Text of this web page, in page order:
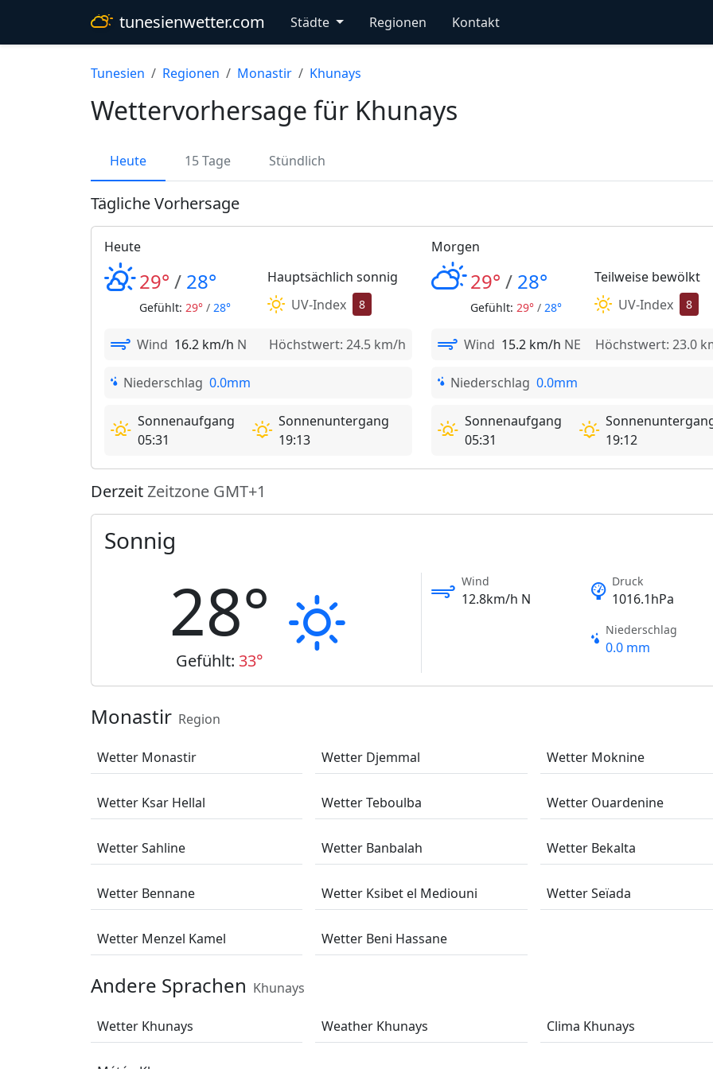
tunesienwetter.com Städte Regionen Kontakt
Tunesien Regionen Monastir Khunays
Wettervorhersage für Khunays
Heute 15 Tage Stündlich
Tägliche Vorhersage
Heute
29° / 28°
Gefühlt: 29° / 28°
Hauptsächlich sonnig
UV-Index
8
Wind 16.2 km/h N Höchstwert: 24.5 km/h
Niederschlag 0.0mm
Sonnenaufgang
05:31
Sonnenuntergang
19:13
Morgen
29° / 28°
Gefühlt: 29° / 28°
Teilweise bewölkt
UV-Index
8
Wind 15.2 km/h NE Höchstwert: 23.0
Niederschlag 0.0mm
Sonnenaufgang
05:31
19:12
DerzeitZeitzone GMT+1
Sonnig
28°
Gefühlt: 33°
Wind
12.8km/h N
Druck
1016.1hPa
Niederschlag
0.0 mm
Monastir Region
Wetter Monastir Wetter Djemmal Wetter Moknine
Wetter Ksar Hellal Wetter Teboulba Wetter Ouardenine
Wetter Sahline Wetter Banbalah Wetter Bekalta
Wetter Bennane Wetter Ksibet el Mediouni Wetter Seïada
Wetter Menzel Kamel Wetter Beni Hassane
Andere Sprachen Khunays
Wetter Khunays Weather Khunays Clima Khunays